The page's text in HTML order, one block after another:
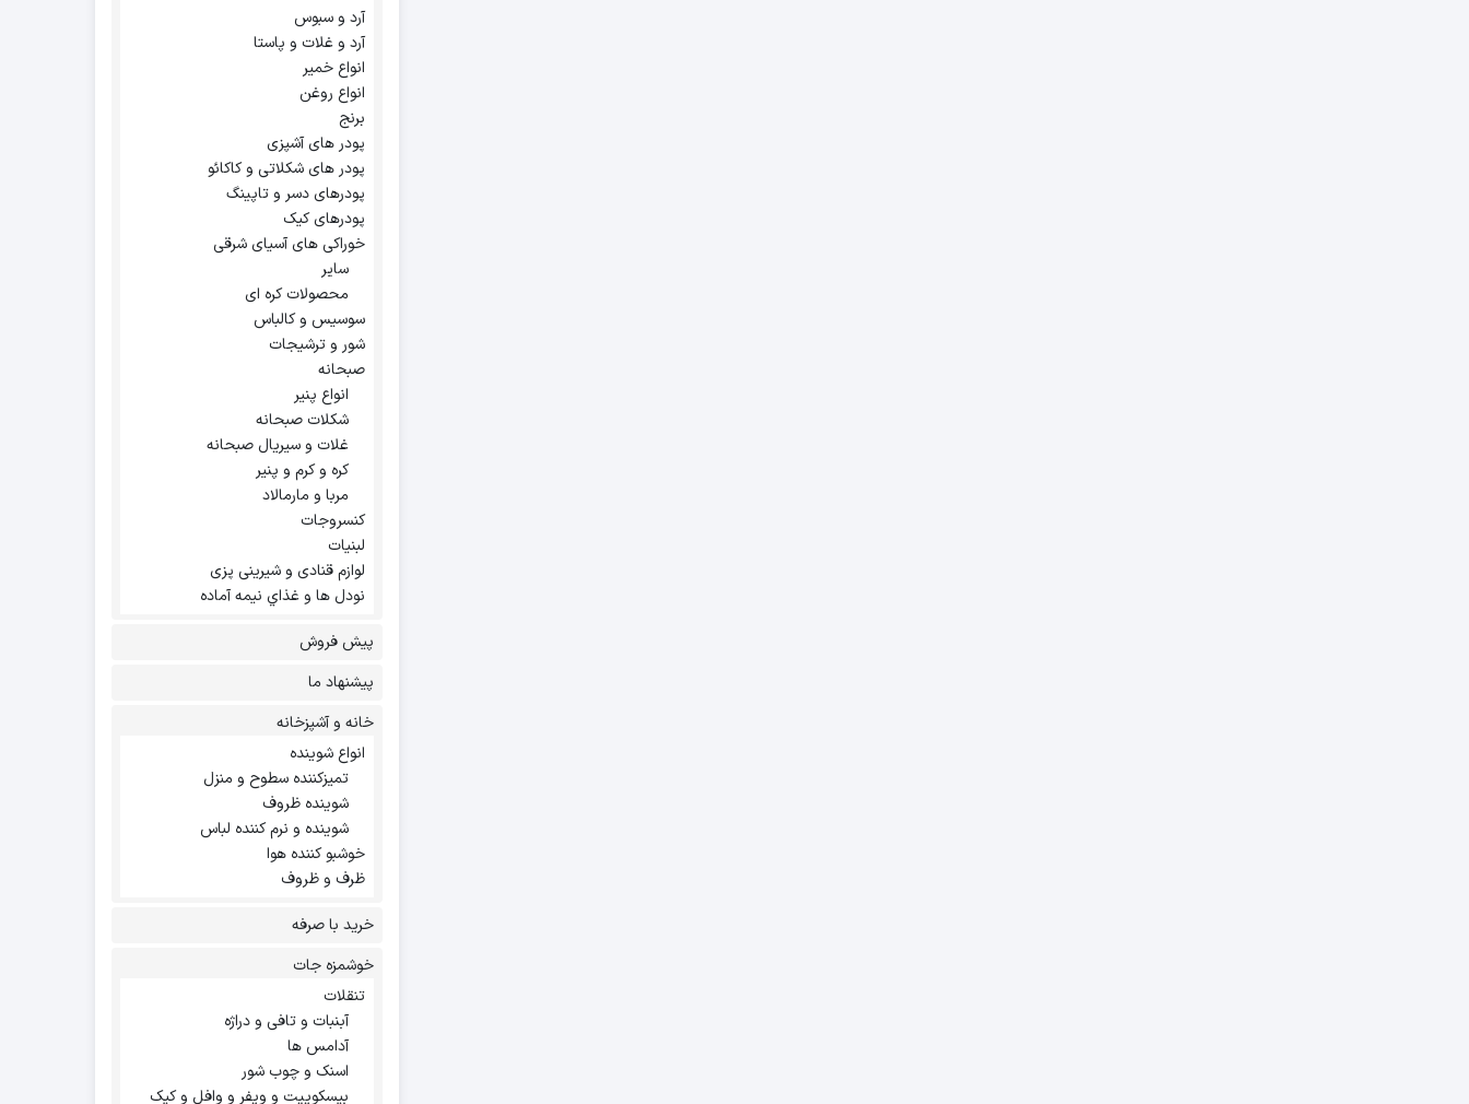
آرد و سبوس
آرد و غلات و پاستا
انواع خمیر
انواع روغن
برنج
پودر های آشپزی
پودر های شکلاتی و کاکائو
پودرهای دسر و تاپینگ
پودرهای کیک
خوراکی های آسیای شرقی
سایر
محصولات کره ای
سوسیس و کالباس
شور و ترشیجات
صبحانه
انواع پنیر
شکلات صبحانه
غلات و سیریال صبحانه
کره و کرم و پنیر
مربا و مارمالاد
کنسروجات
لبنیات
لوازم قنادی و شیرینی پزی
نودل ها و غذاي نيمه آماده
پیش فروش
پیشنهاد ما
خانه و آشپزخانه
انواع شوینده
تمیزکننده سطوح و منزل
شوینده ظروف
شوینده و نرم کننده لباس
خوشبو کننده هوا
ظرف و ظروف
خرید با صرفه
خوشمزه جات
تنقلات
آبنبات و تافی و دراژه
آدامس ها
اسنک و چوب شور
بیسکوییت و ویفر و وافل و کیک